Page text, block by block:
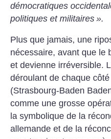
démocratiques
politiques et militaires ».
Plus que jamais, une
nécessaire, avant que le
et devienne irréversible.
déroulant de chaque
(Strasbourg-Baden
comme une grosse
la symbolique de la
allemande et de la